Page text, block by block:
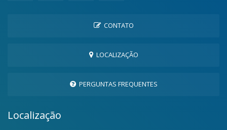
CONTATO
LOCALIZAÇÃO
PERGUNTAS FREQUENTES
Localização